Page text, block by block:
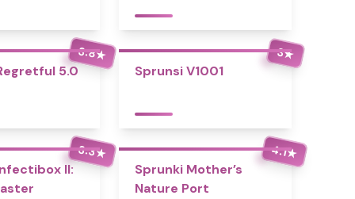
3.8★
5.0
3★
Sprunsi V1001
3.3★
II:
4.1★
Sprunki Mother’s
Nature Port